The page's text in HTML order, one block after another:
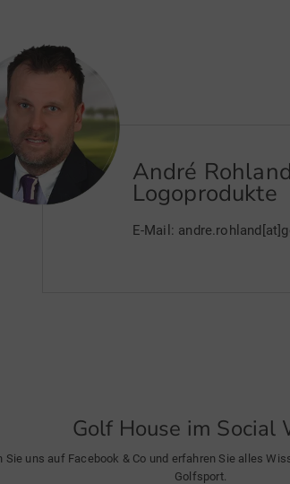
André
Logoprodukte
E-Mail:
Golf House im Social
Sie uns auf Facebook & Co und erfahren Sie alles
Golfsport.